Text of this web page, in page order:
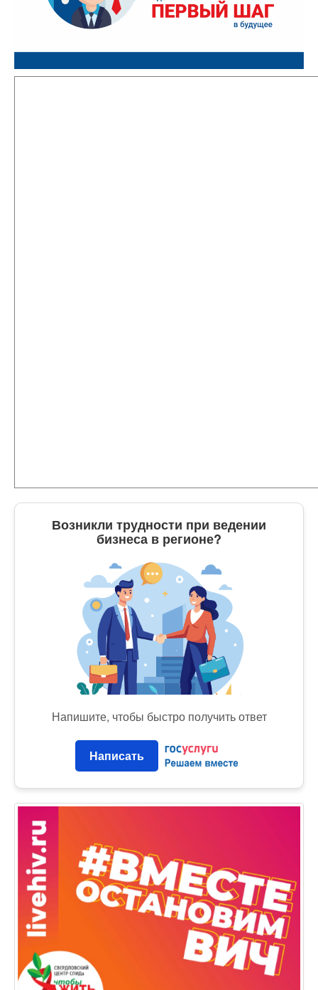
Возникли трудности при ведении
бизнеса в регионе?
Напишите, чтобы быстро получить ответ
Написать